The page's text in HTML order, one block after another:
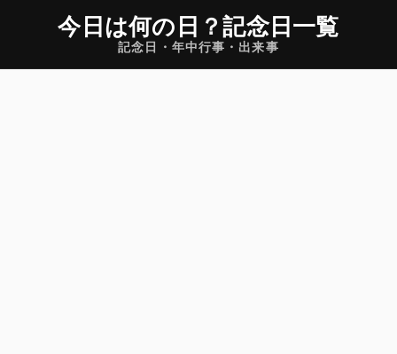
今日は何の日 ？記念日一覧
記念日・年中行事・出来事